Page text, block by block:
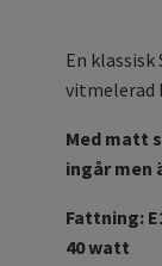
En
vitmelerad
Med matt
ingår men
Fattning:
40 watt